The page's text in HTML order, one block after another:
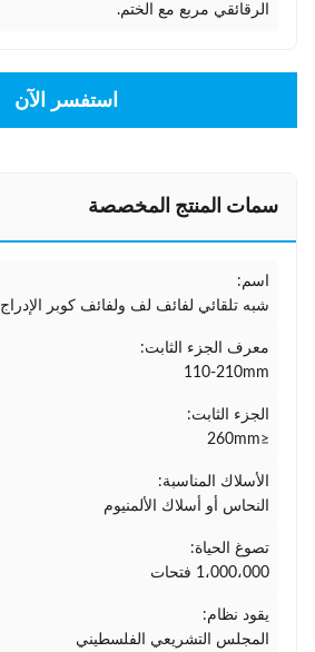
الرقائقي مربع مع الختم.
استفسر الآن
سمات المنتج المخصصة
اسم:
شبه تلقائي لفائف لف ولفائف كوبر الإدراج
معرف الجزء الثابت:
110-210mm
الجزء الثابت:
≤260mm
الأسلاك المناسبة:
النحاس أو أسلاك الألمنيوم
تصوغ الحياة:
1،000،000 فتحات
يقود نظام:
المجلس التشريعي الفلسطيني